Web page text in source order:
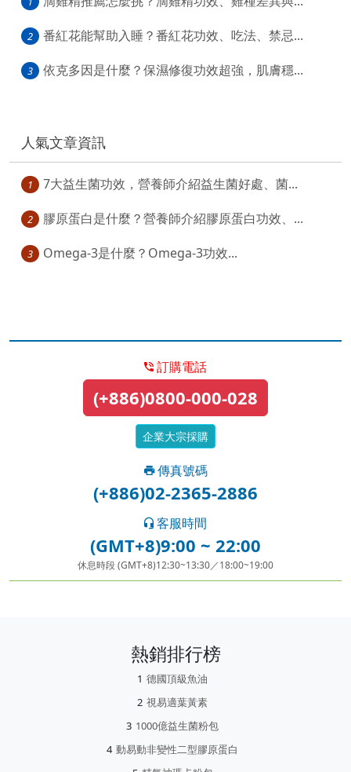
2 番紅花能幫助入睡？番紅花功效、吃法、禁忌...
3 依克多因是什麼？保濕修復功效超強，肌膚穩...
人氣文章資訊
1 7大益生菌功效，營養師介紹益生菌好處、菌...
2 膠原蛋白是什麼？營養師介紹膠原蛋白功效、...
3 Omega-3是什麼？Omega-3功效...
訂購電話
(+886)0800-000-028
企業大宗採購
傳真號碼
(+886)02-2365-2886
客服時間
(GMT+8)9:00 ~ 22:00
休息時段 (GMT+8)12:30~13:30／18:00~19:00
熱銷排行榜
德國頂級魚油
視易適葉黃素
1000億益生菌粉包
動易動非變性二型膠原蛋白